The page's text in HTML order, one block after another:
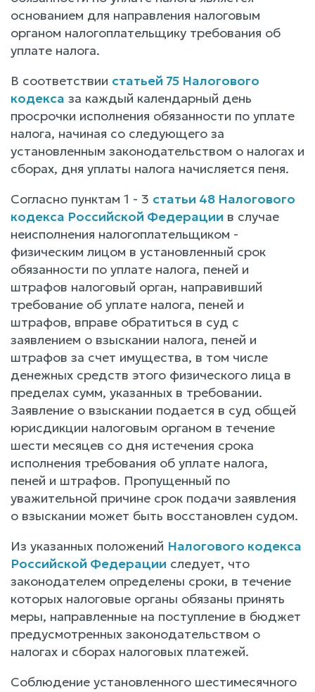
основанием для направления налоговым
органом налогоплательщику требования об
уплате налога.
В соответствии статьей 75 Налогового
кодекса за каждый календарный день
просрочки исполнения обязанности по уплате
налога, начиная со следующего за
установленным законодательством о налогах и
сборах, дня уплаты налога начисляется пеня.
Согласно пунктам 1 - 3 статьи 48 Налогового
кодекса Российской Федерации в случае
неисполнения налогоплательщиком -
физическим лицом в установленный срок
обязанности по уплате налога, пеней и
штрафов налоговый орган, направивший
требование об уплате налога, пеней и
штрафов, вправе обратиться в суд с
заявлением о взыскании налога, пеней и
штрафов за счет имущества, в том числе
денежных средств этого физического лица в
пределах сумм, указанных в требовании.
Заявление о взыскании подается в суд общей
юрисдикции налоговым органом в течение
шести месяцев со дня истечения срока
исполнения требования об уплате налога,
пеней и штрафов. Пропущенный по
уважительной причине срок подачи заявления
о взыскании может быть восстановлен судом.
Из указанных положений Налогового кодекса
Российской Федерации следует, что
законодателем определены сроки, в течение
которых налоговые органы обязаны принять
меры, направленные на поступление в бюджет
предусмотренных законодательством о
налогах и сборах налоговых платежей.
Соблюдение установленного шестимесячного